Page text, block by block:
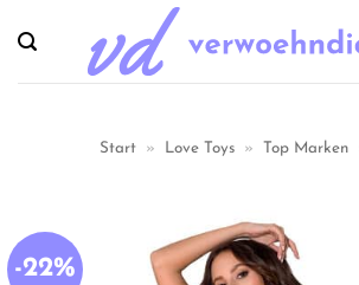
Inhalt
springen
Start » Love Toys » Top Marken
-22%